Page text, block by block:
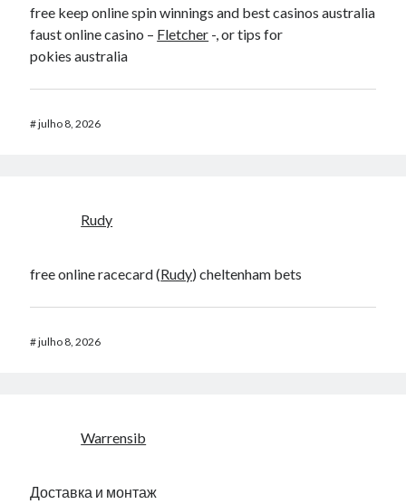
free keep online spin winnings and best casinos australia
faust online casino – Fletcher -, or tips for
pokies australia
#julho 8, 2026
Rudy
free online racecard​ (Rudy) cheltenham bets​
#julho 8, 2026
Warrensib
Доставка и монтаж